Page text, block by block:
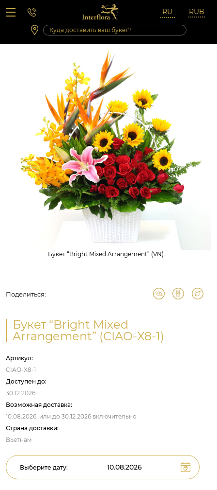
Вопросы-ответы
Сб 10:00 ‐ 14:00
Выходные и праздничные дни
Букет “Bright Mixed Arrangement” (VN)
Поделиться:
Букет “Bright Mixed
Arrangement” (CIAO-X8-1)
Артикул:
CIAO-X8-1
Доступен до:
30.12.2026
Возможная доставка:
10.08.2026, или до 30.12.2026 включительно
Страна доставки:
Вьетнам
Выберите дату: